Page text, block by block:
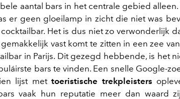
aantal bars in het centrale gebied alleen.
er geen gloeilamp in zicht die niet was
Het is dus niet zo verwonderlijk
vast komt te zitten in een zee
in Parijs. Dit gezegd hebbende, is het
bars te vinden. Een snelle Google-
lijst mettoeristische trekpleisters
vaak hun reputatie meer dan waard